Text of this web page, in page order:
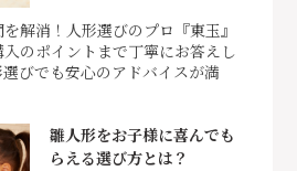
解消！人形選びのプロ『東玉』
のポイントまで丁寧にお答えし
びでも安心のアドバイスが満
雛人形をお子様に喜んでも
らえる選び方とは？